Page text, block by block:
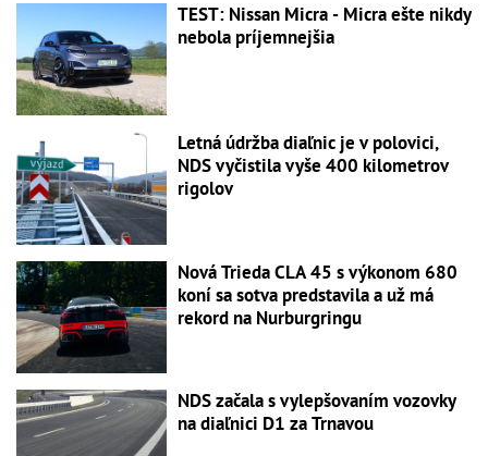
TEST: Nissan Micra - Micra ešte nikdy
nebola príjemnejšia
Letná údržba diaľnic je v polovici,
NDS vyčistila vyše 400 kilometrov
rigolov
Nová Trieda CLA 45 s výkonom 680
koní sa sotva predstavila a už má
rekord na Nurburgringu
NDS začala s vylepšovaním vozovky
na diaľnici D1 za Trnavou